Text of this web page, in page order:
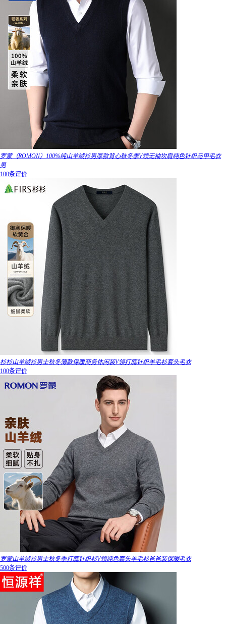
罗蒙（ROMON）100%纯山羊绒衫男厚款背心秋冬季V领无袖坎肩纯色针织马甲毛衣
男
100条评价
杉杉山羊绒衫男士秋冬薄款保暖商务休闲装V领打底针织羊毛衫套头毛衣
100条评价
罗蒙山羊绒衫男士秋冬季打底针织衫V领纯色套头羊毛衫爸爸装保暖毛衣
500条评价